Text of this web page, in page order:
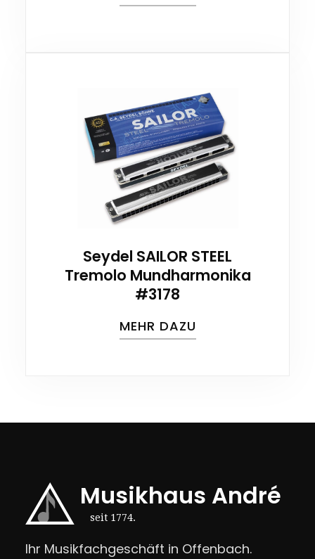
Seydel SAILOR STEEL
Tremolo Mundharmonika
#3178
MEHR DAZU
Musikhaus André
seit 1774.
Ihr Musikfachgeschäft in Offenbach.